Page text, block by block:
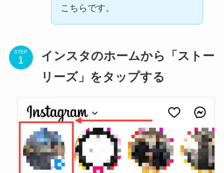
こちらです。
STEP
インスタのホームから「ストー
リーズ」をタップする